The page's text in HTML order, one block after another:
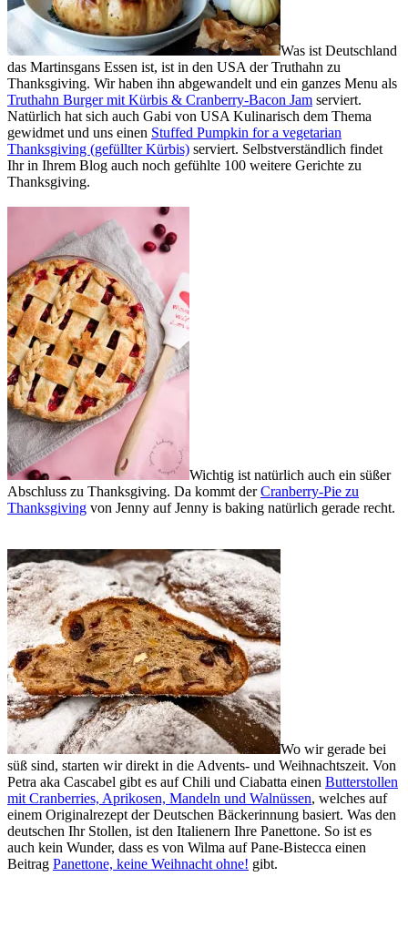
Was ist Deutschland
das Martinsgans Essen ist, ist in den USA der Truthahn zu
Thanksgiving. Wir haben ihn abgewandelt und ein ganzes Menu als
Truthahn Burger mit Kürbis & Cranberry-Bacon Jam serviert.
Natürlich hat sich auch Gabi von USA Kulinarisch dem Thema
gewidmet und uns einen Stuffed Pumpkin for a vegetarian
Thanksgiving (gefüllter Kürbis) serviert. Selbstverständlich findet
Ihr in Ihrem Blog auch noch gefühlte 100 weitere Gerichte zu
Thanksgiving.
Wichtig ist natürlich auch ein süßer
Abschluss zu Thanksgiving. Da kommt derCranberry-Pie zu
Thanksgiving von Jenny auf Jenny is baking natürlich gerade recht.
Wo wir gerade bei
süß sind, starten wir direkt in die Advents- und Weihnachtszeit. Von
Petra aka Cascabel gibt es auf Chili und Ciabatta einen Butterstollen
mit Cranberries, Aprikosen, Mandeln und Walnüssen, welches auf
einem Originalrezept der Deutschen Bäckerinnung basiert. Was den
deutschen Ihr Stollen, ist den Italienern Ihre Panettone. So ist es
auch kein Wunder, dass es von Wilma auf Pane-Bistecca einen
Beitrag Panettone, keine Weihnacht ohne! gibt.